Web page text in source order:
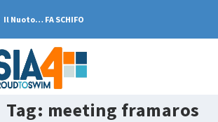
Il Nuoto… FA SCHIFO
Tag: meeting framaros